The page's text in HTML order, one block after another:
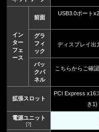
イン
ター
フェ
ース
前面
USB3.0ポート
グラ
フィ
ック
ディスプレイ出
バッ
クパ
ネル
こちらからご確
拡張スロット
PCI Express x16
き
電源ユニット
[?]